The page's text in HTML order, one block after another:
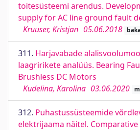
toitesüsteemi arendus.
supply for AC line ground fault
Kruuser, Kristjan 05.06.2018
311. Harjavabade
laagririkete analüüs. Bearing
Brushless DC Motors
Kudelina, Karolina 03.06.2020
312. Puhastussüsteemide
elektrijaama näitel.